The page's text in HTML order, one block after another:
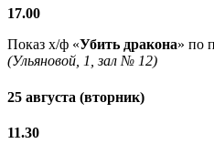
17.00
Показ х/ф «Убить дракона» по
(Ульяновой, 1, зал № 12)
25 августа (вторник)
11.30